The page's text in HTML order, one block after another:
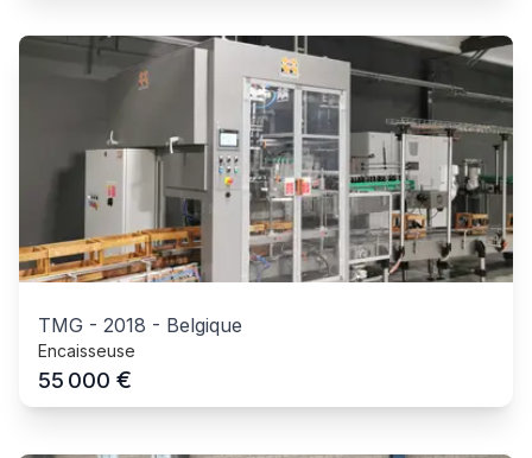
TMG - 2018 - Belgique
Encaisseuse
55 000 €